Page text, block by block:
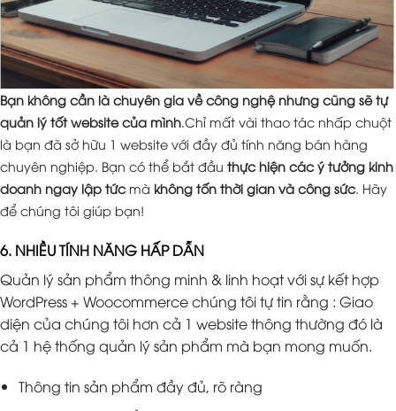
Bạn không cần là chuyên gia về công nghệ nhưng cũng sẽ tự
quản lý tốt website của mình .Chỉ mất vài thao tác nhấp chuột
là bạn đã sở hữu 1 website với đầy đủ tính năng bán hàng
chuyên nghiệp. Bạn có thể bắt đầu thực hiện các ý tưởng kinh
doanh ngay lập tứcmà không tốn thời gian và công sức. Hãy
để chúng tôi giúp bạn!
6. NHIỀU TÍNH NĂNG HẤP DẪN
Quản lý sản phẩm thông minh & linh hoạt với sự kết hợp
WordPress + Woocommerce chúng tôi tự tin rằng : Giao
diện của chúng tôi hơn cả 1 website thông thường đó là
cả 1 hệ thống quản lý sản phẩm mà bạn mong muốn.
Thông tin sản phẩm đầy đủ, rõ ràng